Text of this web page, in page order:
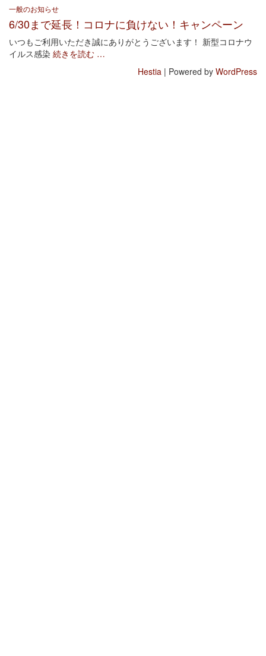
一般のお知らせ
6/30まで延長！コロナに負けない！キャンペーン
いつもご利用いただき誠にありがとうございます！ 新型コロナウ
イルス感染 続きを読む …
Hestia | Powered by WordPress